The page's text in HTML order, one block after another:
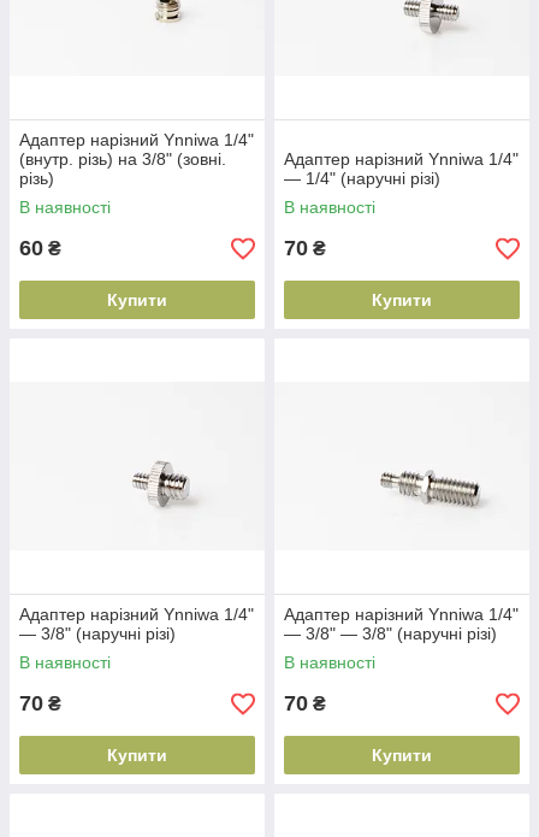
Адаптер нарізний Ynniwa 1/4"
(внутр. різь) на 3/8" (зовні.
різь)
В наявності
60 ₴
Купити
Адаптер нарізний Ynniwa 1/4"
— 1/4" (наручні різі)
В наявності
70 ₴
Купити
Адаптер нарізний Ynniwa 1/4"
— 3/8" (наручні різі)
В наявності
70 ₴
Купити
Адаптер нарізний Ynniwa 1/4"
— 3/8" — 3/8" (наручні різі)
В наявності
70 ₴
Купити